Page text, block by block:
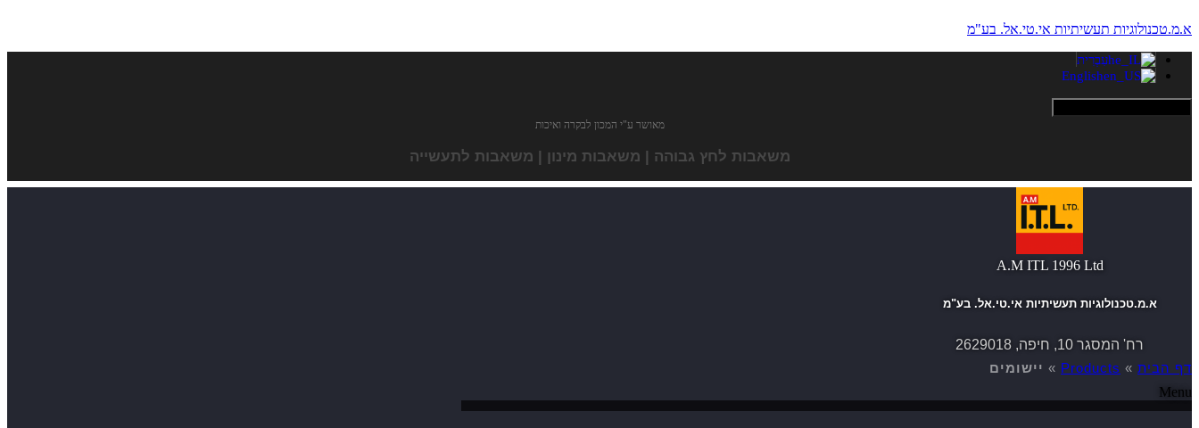
א.מ.טכנולוגיות תעשיתיות אי.טי.אל. בע"מ
עִבְרִית
English
מאושר ע"י המכון לבקרה ואיכות
משאבות לחץ גבוהה | משאבות מינון | משאבות לתעשייה
A.M ITL 1996 Ltd
א.מ.טכנולוגיות תעשיתיות אי.טי.אל. בע"מ
רח' המסגר 10, חיפה, 2629018
דף הבית »
Products
» יישומים
Menu